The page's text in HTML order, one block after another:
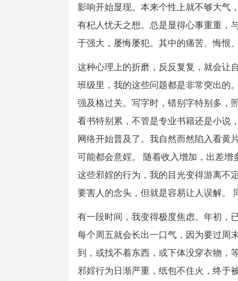
影响开始显现。本来个性上就不够大气
有杞人忧天之想。总是显得心事重重，
于强大，屡悔屡犯。其中的痛苦、悔恨
这种心理上的折磨，反反复复，就会让
班级里，我的这些问题都是非常突出的
强及格过关。写字时，错别字特别多，
看书特别累，不管是专业书籍还是小说
网络开始普及了。我自然而然陷入看黄
可能都会意婬。 随着收入增加，出差
这些邪婬的行为，我的目光变得游离不
要害人的念头，但就是容易让人误解。
有一段时间，我变得极度焦虑。年初，
每个周五就会长出一口气，因为要过周
到，或找不着东西，或下体没穿衣物，
邪婬行为日渐严重，纸包不住火，终于